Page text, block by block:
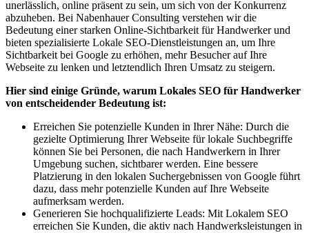
unerlässlich, online präsent zu sein, um sich von der Konkurrenz
abzuheben. Bei Nabenhauer Consulting verstehen wir die
Bedeutung einer starken Online-Sichtbarkeit für Handwerker und
bieten spezialisierte Lokale SEO-Dienstleistungen an, um Ihre
Sichtbarkeit bei Google zu erhöhen, mehr Besucher auf Ihre
Webseite zu lenken und letztendlich Ihren Umsatz zu steigern.
Hier sind einige Gründe, warum Lokales SEO für Handwerker
von entscheidender Bedeutung ist:
Erreichen Sie potenzielle Kunden in Ihrer Nähe: Durch die
gezielte Optimierung Ihrer Webseite für lokale Suchbegriffe
können Sie bei Personen, die nach Handwerkern in Ihrer
Umgebung suchen, sichtbarer werden. Eine bessere
Platzierung in den lokalen Suchergebnissen von Google führt
dazu, dass mehr potenzielle Kunden auf Ihre Webseite
aufmerksam werden.
Generieren Sie hochqualifizierte Leads: Mit Lokalem SEO
erreichen Sie Kunden, die aktiv nach Handwerksleistungen in